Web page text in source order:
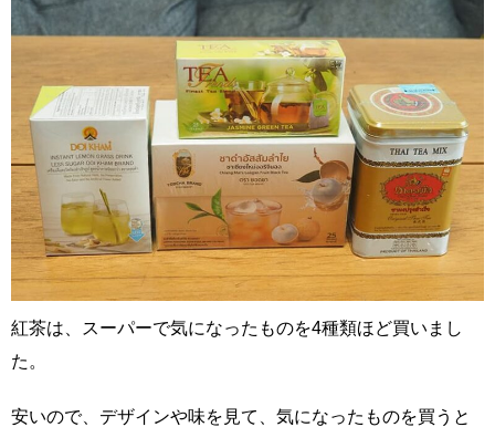
紅茶は、スーパーで気になったものを4種類ほど買いまし
た。
安いので、デザインや味を見て、気になったものを買うと